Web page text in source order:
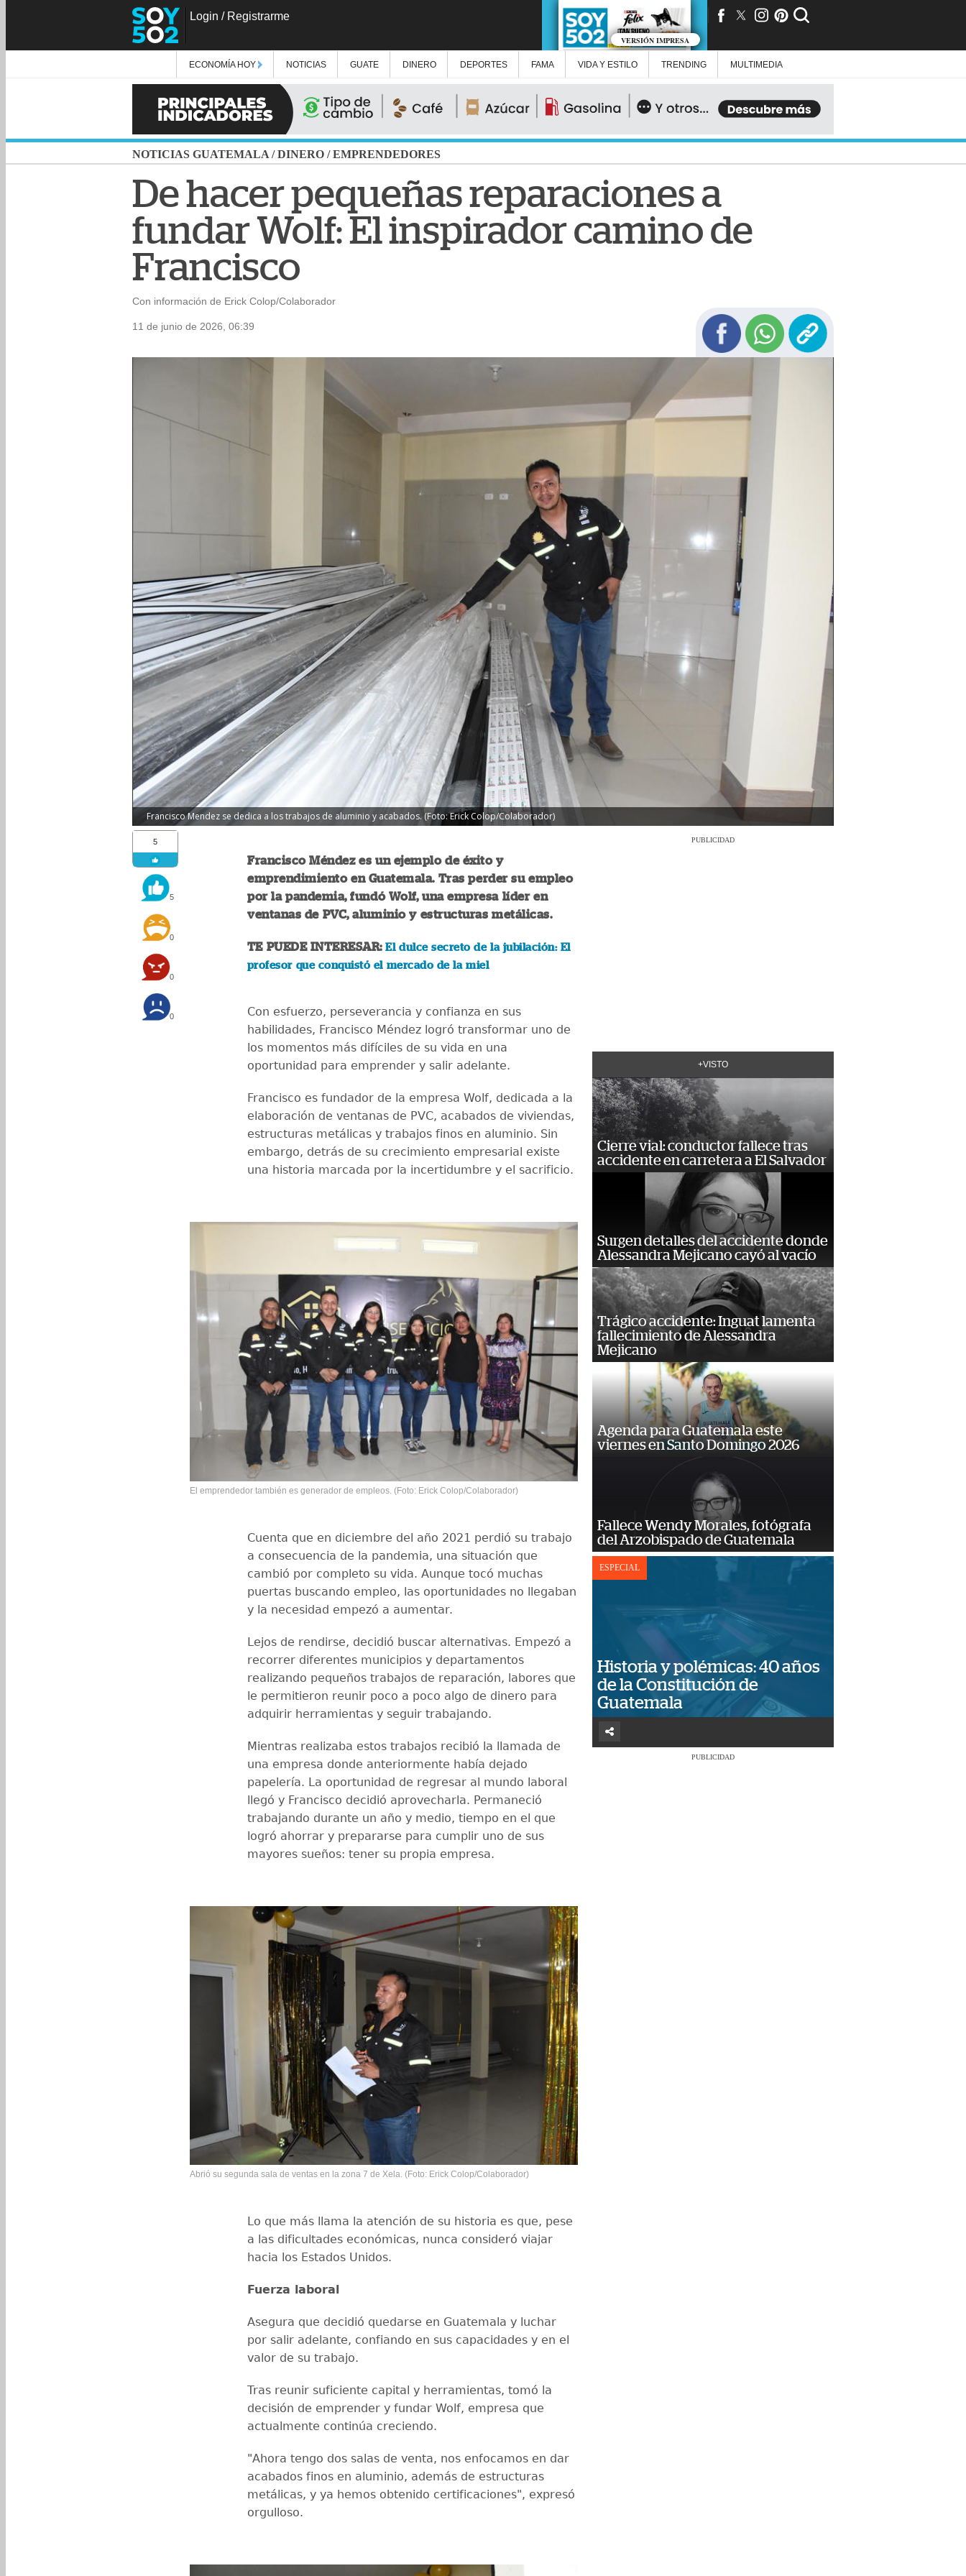
Login / Registrarme
VERSIÓN IMPRESA
ECONOMÍA HOY NOTICIAS GUATE DINERO DEPORTES FAMA VIDA Y ESTILO TRENDING MULTIMEDIA
NOTICIAS GUATEMALA /DINERO /EMPRENDEDORES
De hacer pequeñas reparaciones a
fundar Wolf: El inspirador camino de
Francisco
Con información de Erick Colop/Colaborador
11 de junio de 2026, 06:39
Francisco Mendez se dedica a los trabajos de aluminio y acabados. (Foto: Erick Colop/Colaborador)
5
5
0
0
0
Francisco Méndez es un ejemplo de éxito y
emprendimiento en Guatemala. Tras perder su empleo
por la pandemia, fundó Wolf, una empresa líder en
ventanas de PVC, aluminio y estructuras metálicas.
TE PUEDE INTERESAR:El dulce secreto de la jubilación: El
profesor que conquistó el mercado de la miel
Con esfuerzo, perseverancia y confianza en sus
habilidades, Francisco Méndez logró transformar uno de
los momentos más difíciles de su vida en una
oportunidad para emprender y salir adelante.
Francisco es fundador de la empresa Wolf, dedicada a la
elaboración de ventanas de PVC, acabados de viviendas,
estructuras metálicas y trabajos finos en aluminio. Sin
embargo, detrás de su crecimiento empresarial existe
una historia marcada por la incertidumbre y el sacrificio.
El emprendedor también es generador de empleos. (Foto: Erick Colop/Colaborador)
Cuenta que en diciembre del año 2021 perdió su trabajo
a consecuencia de la pandemia, una situación que
cambió por completo su vida. Aunque tocó muchas
puertas buscando empleo, las oportunidades no llegaban
y la necesidad empezó a aumentar.
Lejos de rendirse, decidió buscar alternativas. Empezó a
recorrer diferentes municipios y departamentos
realizando pequeños trabajos de reparación, labores que
le permitieron reunir poco a poco algo de dinero para
adquirir herramientas y seguir trabajando.
Mientras realizaba estos trabajos recibió la llamada de
una empresa donde anteriormente había dejado
papelería. La oportunidad de regresar al mundo laboral
llegó y Francisco decidió aprovecharla. Permaneció
trabajando durante un año y medio, tiempo en el que
logró ahorrar y prepararse para cumplir uno de sus
mayores sueños: tener su propia empresa.
Abrió su segunda sala de ventas en la zona 7 de Xela. (Foto: Erick Colop/Colaborador)
Lo que más llama la atención de su historia es que, pese
a las dificultades económicas, nunca consideró viajar
hacia los Estados Unidos.
Fuerza laboral
Asegura que decidió quedarse en Guatemala y luchar
por salir adelante, confiando en sus capacidades y en el
valor de su trabajo.
Tras reunir suficiente capital y herramientas, tomó la
decisión de emprender y fundar Wolf, empresa que
actualmente continúa creciendo.
"Ahora tengo dos salas de venta, nos enfocamos en dar
acabados finos en aluminio, además de estructuras
metálicas, y ya hemos obtenido certificaciones", expresó
orgulloso.
PUBLICIDAD
+VISTO
Cierre vial: conductor fallece tras
accidente en carretera a El Salvador
Surgen detalles del accidente donde
Alessandra Mejicano cayó al vacío
Trágico accidente: Inguat lamenta
fallecimiento de Alessandra
Mejicano
Agenda para Guatemala este
viernes en Santo Domingo 2026
Fallece Wendy Morales, fotógrafa
del Arzobispado de Guatemala
ESPECIAL
Historia y polémicas: 40 años
de la Constitución de
Guatemala
PUBLICIDAD